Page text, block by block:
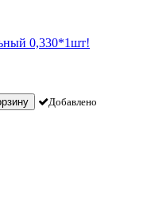
0,330*1шт!
Добавлено